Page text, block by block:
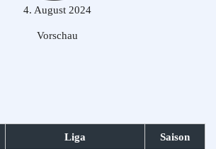
4. August 2024
Vorschau
Liga Saison